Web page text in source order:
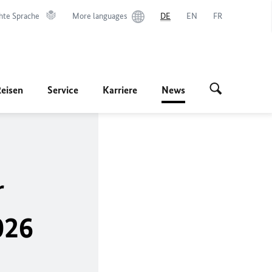
Sprache More languages DE EN FR
Service Karriere News